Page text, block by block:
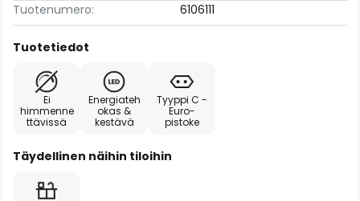
Tuotenumero:
6106111
Tuotetiedot
Ei
himmenne
ttävissä
Energiateh
okas &
kestävä
Tyyppi C -
Euro-
pistoke
Täydellinen näihin tiloihin